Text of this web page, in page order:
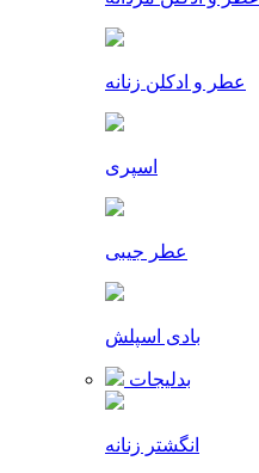
عطر و ادکلن زنانه
اسپری
عطر جیبی
بادی اسپلش
بدلیجات
انگشتر زنانه